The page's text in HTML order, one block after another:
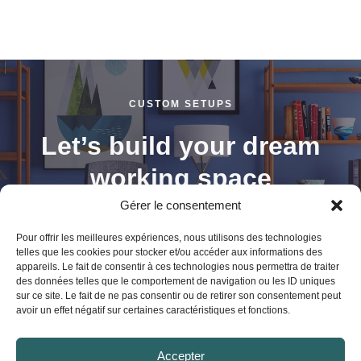
Gérer le consentement
Pour offrir les meilleures expériences, nous utilisons des technologies
telles que les cookies pour stocker et/ou accéder aux informations des
appareils. Le fait de consentir à ces technologies nous permettra de traiter
des données telles que le comportement de navigation ou les ID uniques
sur ce site. Le fait de ne pas consentir ou de retirer son consentement peut
avoir un effet négatif sur certaines caractéristiques et fonctions.
Accepter
CUSTOM SETUPS
Let’s build your dream
working space
Shop Now